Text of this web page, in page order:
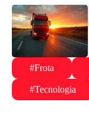
#Frota
#Tecnologia